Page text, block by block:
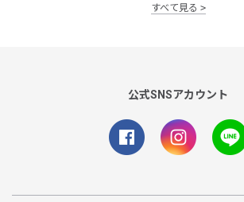
すべて見る
公式SNSアカウント